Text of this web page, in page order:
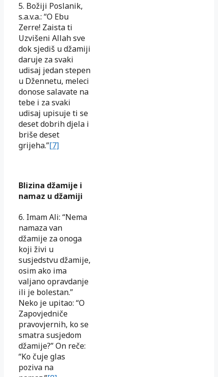
5. Božiji Poslanik,
s.a.v.a.: “O Ebu
Zerre! Zaista ti
Uzvišeni Allah sve
dok sjediš u džamiji
daruje za svaki
udisaj jedan stepen
u Džennetu, meleci
donose salavate na
tebe i za svaki
udisaj upisuje ti se
deset dobrih djela i
briše deset
grijeha.”[7]
Blizina džamije i
namaz u džamiji
6. Imam Ali: “Nema
namaza van
džamije za onoga
koji živi u
susjedstvu džamije,
osim ako ima
valjano opravdanje
ili je bolestan.”
Neko je upitao: “O
Zapovjedniče
pravovjernih, ko se
smatra susjedom
džamije?” On reče:
“Ko čuje glas
poziva na